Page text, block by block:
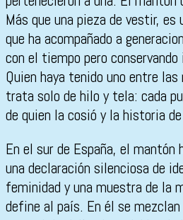
Más que una pieza de vestir,
que ha acompañado a
con el tiempo pero
Quien haya tenido uno entre las
trata solo de hilo y tela: cada
de quien la cosió y la historia
En el sur de España, el mantón
una declaración silenciosa de
feminidad y una muestra de la
define al país. En él se